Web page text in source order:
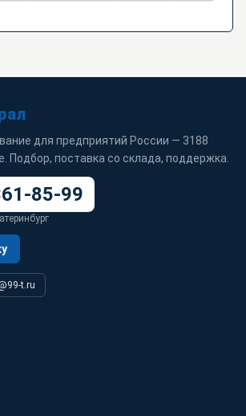
для предприятий России — 3188
Подбор, поставка со склада, поддержка.
85-99
t.ru